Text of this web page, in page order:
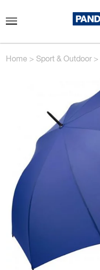
Home > Sport & Outdoor>